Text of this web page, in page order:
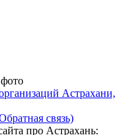
Астрахани,
связь)
про Астрахань: